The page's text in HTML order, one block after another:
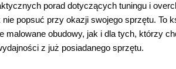
porad dotyczących tuningu i
popsuć przy okazji swojego sprzętu. To
malowane obudowy, jak i dla tych, którzy
z już posiadanego sprzętu.